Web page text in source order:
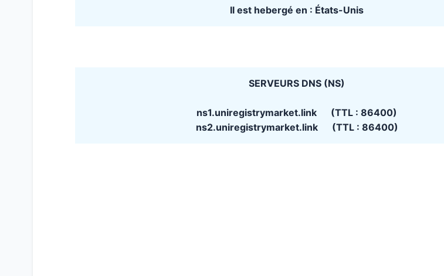
Il est hebergé en : États-Unis
SERVEURS DNS (NS)
ns1.uniregistrymarket.link (TTL : 86400)
ns2.uniregistrymarket.link (TTL : 86400)